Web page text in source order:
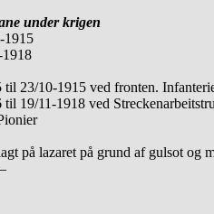
under krigen
1915
1918
til 23/10-1915 ved fronten.
til 19/11-1918 ved
på lazaret på grund af gulsot og